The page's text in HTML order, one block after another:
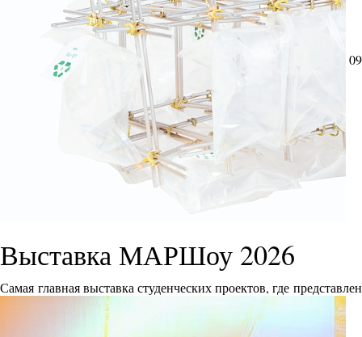
Выставка МАРШоу 2026
Самая главная выставка студенческих проектов, где